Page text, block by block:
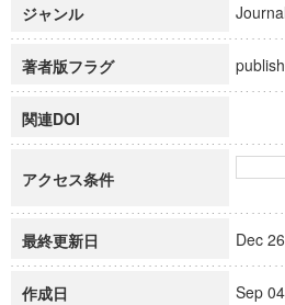
ジャンル
著者版フラグ
関連DOI
アクセス条件
最終更新日 Dec
作成日 Sep